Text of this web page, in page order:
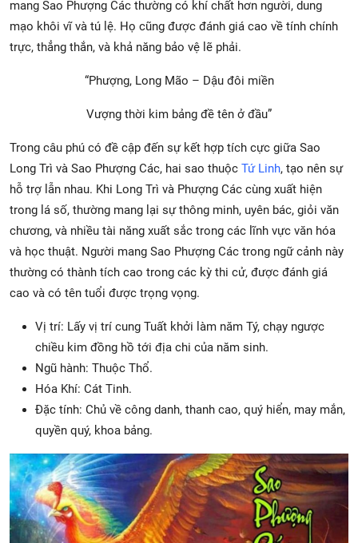
mang Sao Phượng Các thường có khí chất hơn người, dung
mạo khôi vĩ và tú lệ. Họ cũng được đánh giá cao về tính chính
trực, thẳng thắn, và khả năng bảo vệ lẽ phải.
“Phượng, Long Mão – Dậu đôi miền
Vượng thời kim bảng đề tên ở đầu”
Trong câu phú có đề cập đến sự kết hợp tích cực giữa Sao
Long Trì và Sao Phượng Các, hai sao thuộc Tứ Linh, tạo nên sự
hỗ trợ lẫn nhau. Khi Long Trì và Phượng Các cùng xuất hiện
trong lá số, thường mang lại sự thông minh, uyên bác, giỏi văn
chương, và nhiều tài năng xuất sắc trong các lĩnh vực văn hóa
và học thuật. Người mang Sao Phượng Các trong ngữ cảnh này
thường có thành tích cao trong các kỳ thi cử, được đánh giá
cao và có tên tuổi được trọng vọng.
Vị trí: Lấy vị trí cung Tuất khởi làm năm Tý, chạy ngược
chiều kim đồng hồ tới địa chi của năm sinh.
Ngũ hành: Thuộc Thổ.
Hóa Khí: Cát Tinh.
Đặc tính: Chủ về công danh, thanh cao, quý hiển, may mắn,
quyền quý, khoa bảng.